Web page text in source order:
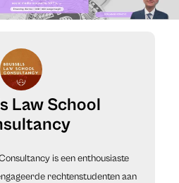
Law School
is een enthousiaste
rechtenstudenten aan